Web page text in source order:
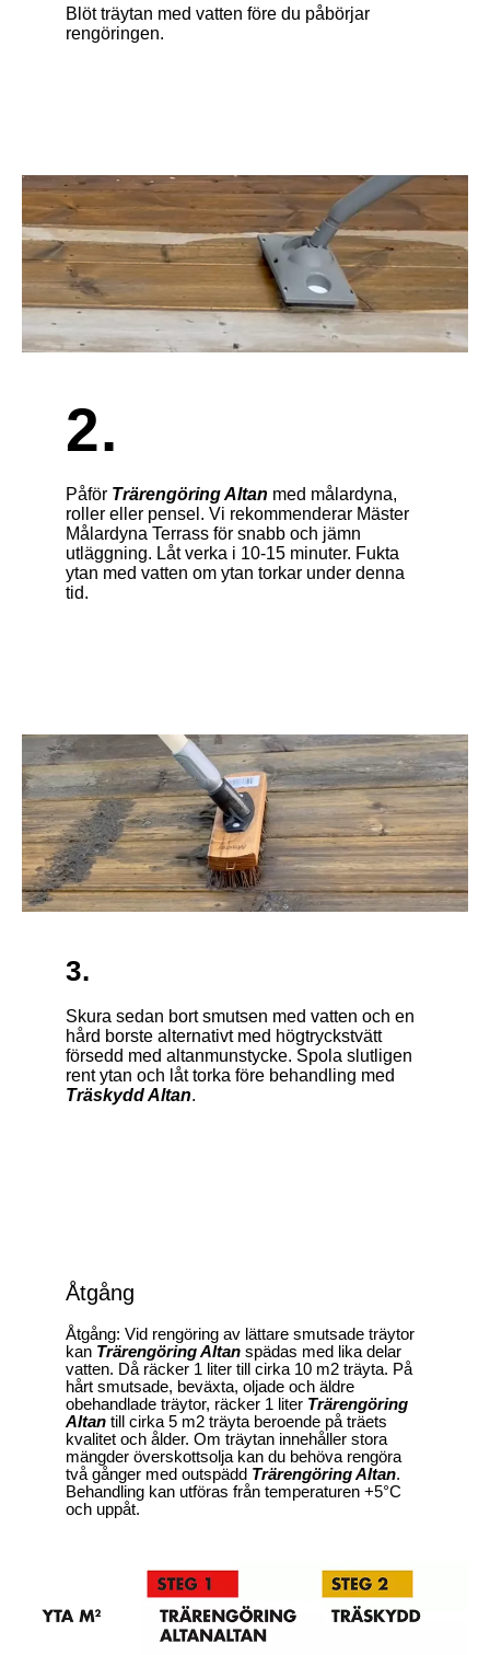
Blöt träytan med vatten före du påbörjar
rengöringen.
2.
Påför Trärengöring Altan med målardyna,
roller eller pensel. Vi rekommenderar Mäster
Målardyna Terrass för snabb och jämn
utläggning. Låt verka i 10-15 minuter. Fukta
ytan med vatten om ytan torkar under denna
tid.
3.
Skura sedan bort smutsen med vatten och en
hård borste alternativt med högtryckstvätt
försedd med altanmunstycke. Spola slutligen
rent ytan och låt torka före behandling med
Träskydd Altan.
Åtgång
Åtgång: Vid rengöring av lättare smutsade träytor
kan Trärengöring Altan spädas med lika delar
vatten. Då räcker 1 liter till cirka 10 m2 träyta. På
hårt smutsade, beväxta, oljade och äldre
obehandlade träytor, räcker 1 liter Trärengöring
Altan till cirka 5 m2 träyta beroende på träets
kvalitet och ålder. Om träytan innehåller stora
mängder överskottsolja kan du behöva rengöra
två gånger med outspädd Trärengöring Altan.
Behandling kan utföras från temperaturen +5°C
och uppåt.